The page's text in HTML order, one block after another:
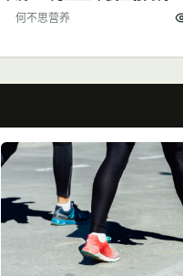
何不思营养